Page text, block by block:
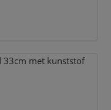
33cm met kunststof